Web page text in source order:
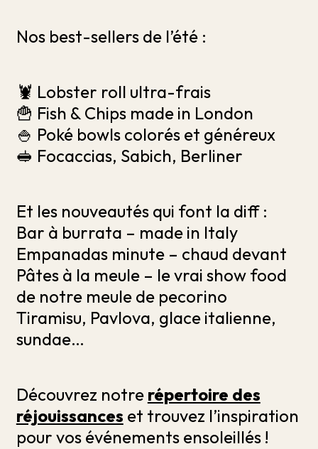
Nos best-sellers de l’été :
🦞 Lobster roll ultra-frais
🍟 Fish & Chips made in London
🍚 Poké bowls colorés et généreux
🥪 Focaccias, Sabich, Berliner
Et les nouveautés qui font la diff :
Bar à burrata – made in Italy
Empanadas minute – chaud devant
Pâtes à la meule – le vrai show food
de notre meule de pecorino
Tiramisu, Pavlova, glace italienne,
sundae…
Découvrez notre répertoire des
réjouissances et trouvez l’inspiration
pour vos événements ensoleillés !